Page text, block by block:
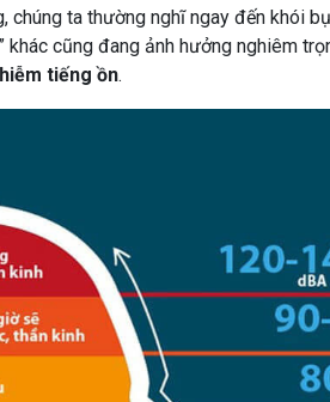
chúng ta thường nghĩ ngay đến khói
khác cũng đang ảnh hưởng nghiêm
tiếng ồn.